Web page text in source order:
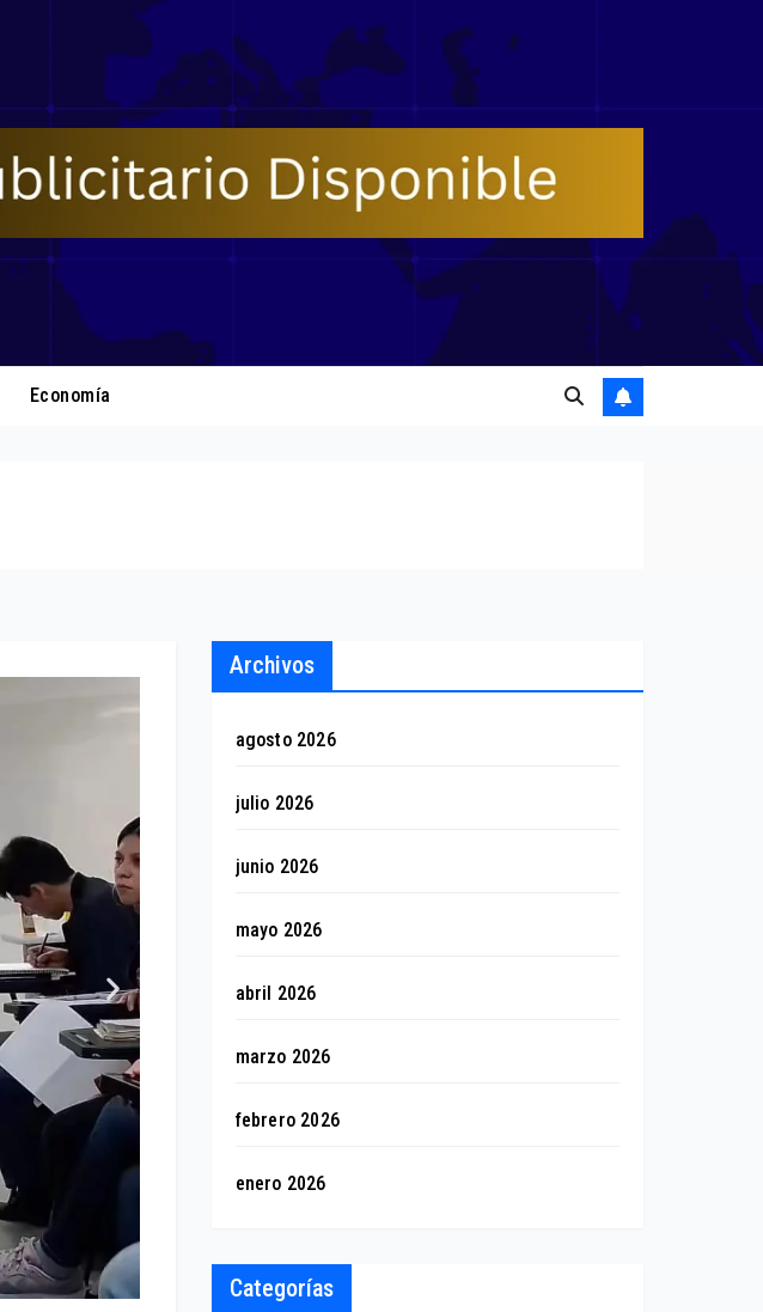
Economía
Archivos
agosto 2026
julio 2026
junio 2026
mayo 2026
abril 2026
marzo 2026
febrero 2026
enero 2026
Categorías